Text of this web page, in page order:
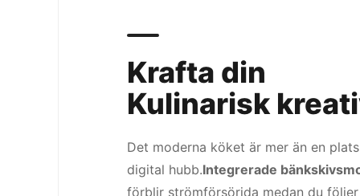
Krafta din
Kulinarisk
Det moderna köket är mer än en
digital hubb.Integrerade
förblir strömförsörjda medan du